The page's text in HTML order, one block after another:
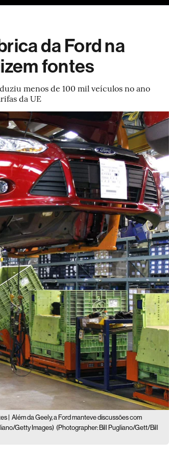
da Ford na
fontes
menos de 100 mil veículos no ano
da UE
|
Além da Geely, a Ford manteve discussões com
Getty Images) (Photographer: Bill Pugliano/Gett/Bill